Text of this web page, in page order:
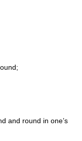
and round in one’s